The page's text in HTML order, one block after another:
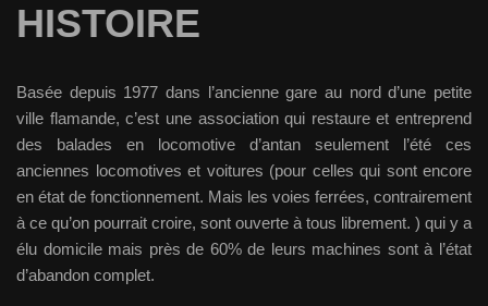
HISTOIRE
Basée depuis 1977 dans l’ancienne gare au nord d’une petite
ville flamande, c’est une association qui restaure et entreprend
des balades en locomotive d’antan seulement l’été ces
anciennes locomotives et voitures (pour celles qui sont encore
en état de fonctionnement. Mais les voies ferrées, contrairement
à ce qu’on pourrait croire, sont ouverte à tous librement. ) qui y a
élu domicile mais près de 60% de leurs machines sont à l’état
d’abandon complet.